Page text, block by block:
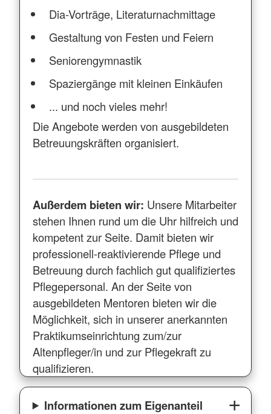
Dia-Vorträge, Literaturnachmittage
Gestaltung von Festen und Feiern
Seniorengymnastik
Spaziergänge mit kleinen Einkäufen
... und noch vieles mehr!
Die Angebote werden von ausgebildeten
Betreuungskräften organisiert.
Außerdem bieten wir: Unsere Mitarbeiter
stehen Ihnen rund um die Uhr hilfreich und
kompetent zur Seite. Damit bieten wir
professionell-reaktivierende Pflege und
Betreuung durch fachlich gut qualifiziertes
Pflegepersonal. An der Seite von
ausgebildeten Mentoren bieten wir die
Möglichkeit, sich in unserer anerkannten
Praktikumseinrichtung zum/zur
Altenpfleger/in und zur Pflegekraft zu
qualifizieren.
Informationen zum Eigenanteil